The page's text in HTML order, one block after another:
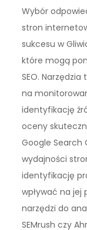
Wybór
stron
sukcesu w
które mogą
SEO.
na
identyfikację
oceny
Google Search
wydajności
identyfikację
wpływać na jej
narzędzi do
SEMrush czy